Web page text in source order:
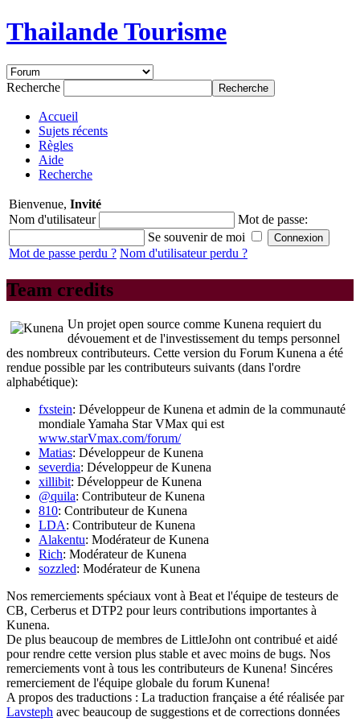
Thailande Tourisme
Recherche
Accueil
Sujets récents
Règles
Aide
Recherche
Bienvenue, Invité
Nom d'utilisateur
Mot de passe:
Se souvenir de moi
Mot de passe perdu ? Nom d'utilisateur perdu ?
Team credits
Un projet open source comme Kunena requiert du
dévouement et de l'investissement du temps personnel
des nombreux contributeurs. Cette version du Forum Kunena a été
rendue possible par les contributeurs suivants (dans l'ordre
alphabétique):
fxstein: Développeur de Kunena et admin de la communauté
mondiale Yamaha Star VMax qui est
www.starVmax.com/forum/
Matias: Développeur de Kunena
severdia: Développeur de Kunena
xillibit: Développeur de Kunena
@quila: Contributeur de Kunena
810: Contributeur de Kunena
LDA: Contributeur de Kunena
Alakentu: Modérateur de Kunena
Rich: Modérateur de Kunena
sozzled: Modérateur de Kunena
Nos remerciements spéciaux vont à Beat et l'équipe de testeurs de
CB, Cerberus et DTP2 pour leurs contributions importantes à
Kunena.
De plus beaucoup de membres de LittleJohn ont contribué et aidé
pour rendre cette version plus stable et avec moins de bugs. Nos
remerciements vont à tous les contributeurs de Kunena! Sincéres
remerciement de l'équipe globale du forum Kunena!
A propos des traductions : La traduction française a été réalisée par
Lavsteph avec beaucoup de suggestions et de corrections données